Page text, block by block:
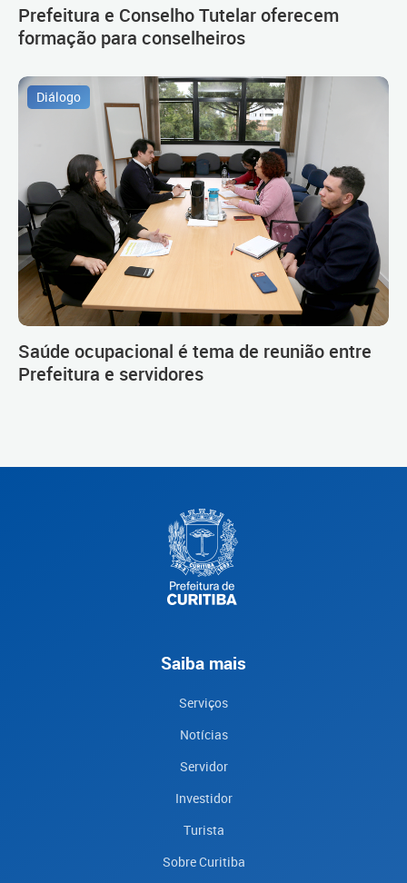
Prefeitura e Conselho Tutelar oferecem
formação para conselheiros
Diálogo
Saúde ocupacional é tema de reunião entre
Prefeitura e servidores
Saiba mais
Serviços
Notícias
Servidor
Investidor
Turista
Sobre Curitiba